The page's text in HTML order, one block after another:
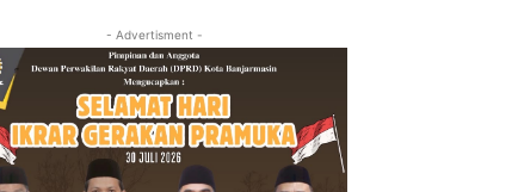
- Advertisment -